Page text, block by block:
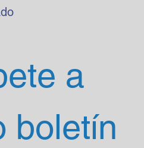
a
boletín